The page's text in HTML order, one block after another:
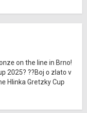
on the line in Brno!
2025? ??Boj o zlato v
Hlinka Gretzky Cup